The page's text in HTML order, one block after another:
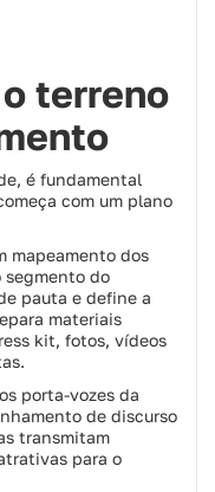
terreno
é fundamental
com um plano
mapeamento dos
segmento do
pauta e define a
materiais
kit, fotos, vídeos
porta-vozes da
de discurso
transmitam
para o